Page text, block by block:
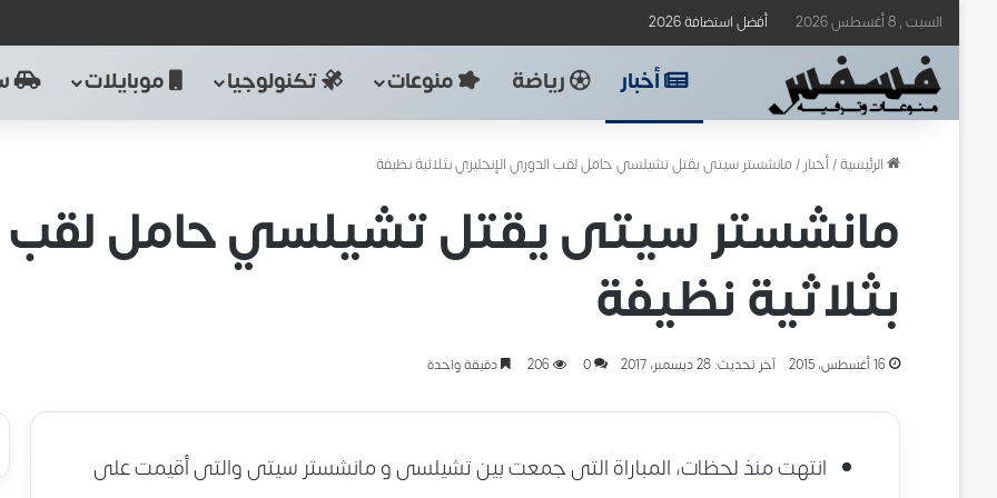
السبت , 8 أغسطس 2026 أفضل استضافة 2026
أخبار رياضة منوعات تكنولوجيا موبايلات
الرئيسية/أخبار/مانشستر سيتى يقتل تشيلسي حامل لقب الدوري الإنجليزي بثلاثية نظيفة
مانشستر سيتى يقتل تشيلسي حامل لقب
بثلاثية نظيفة
16 أغسطس، 2015 آخر تحديث: 28 ديسمبر، 2017 0
206 دقيقة واحدة
انتهت منذ لحظات، المباراة التى جمعت بين تشيلسى و مانشستر سيتى والتى أقيمت على